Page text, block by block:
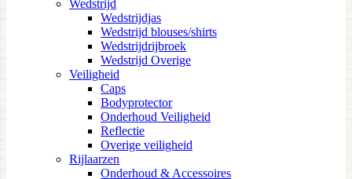
Wedstrijd
Wedstrijdjas
Wedstrijd blouses/shirts
Wedstrijdrijbroek
Wedstrijd Overige
Veiligheid
Caps
Bodyprotector
Onderhoud Veiligheid
Reflectie
Overige veiligheid
Rijlaarzen
Onderhoud & Accessoires